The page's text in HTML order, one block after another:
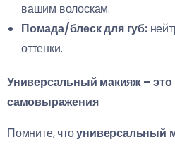
вашим волоскам.
Помада/блеск для губ:
оттенки.
Универсальный макияж – это
самовыражения
Помните, чтоуниверсальный